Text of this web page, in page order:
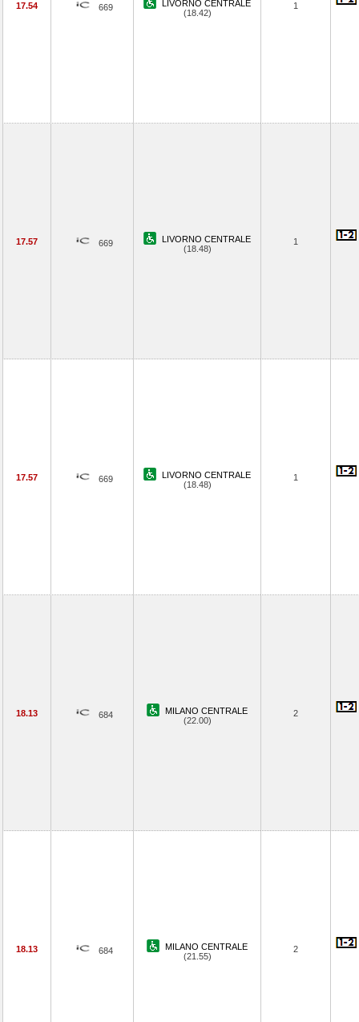
17.54 669
LIVORNO CENTRALE
(18.42)
1
17.57 669
LIVORNO CENTRALE
(18.48)
1
17.57 669
LIVORNO CENTRALE
(18.48)
1
18.13 684
MILANO CENTRALE
(22.00)
2
18.13 684
MILANO CENTRALE
(21.55)
2